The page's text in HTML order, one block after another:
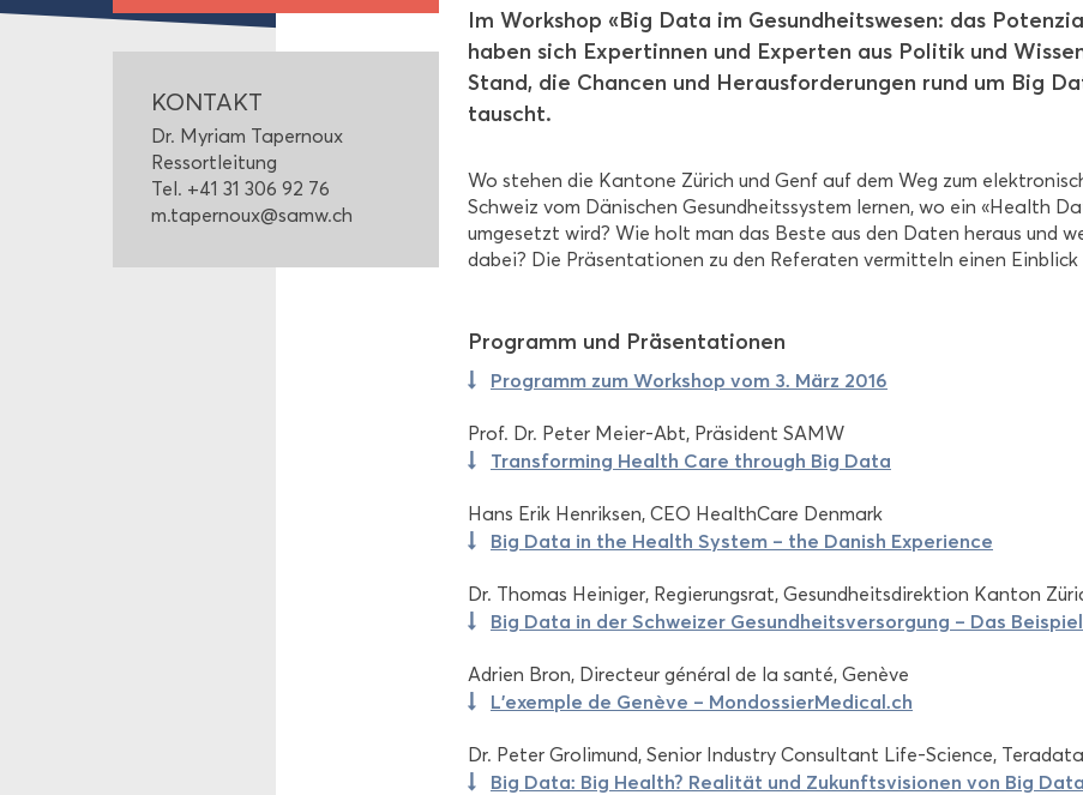
KON­TAKT
Dr. My­ri­am Ta­per­noux
Res­sort­lei­tung
Tel. +41 31 306 92 76
m.ta­per­noux@samw.ch
Im Work­shop «Big Data im Ge­sund­heits­we­sen: das
haben sich Ex­per­tin­nen und Ex­per­ten aus Po­li­tik und
Stand, die Chan­cen und Her­aus­for­de­run­gen rund um Big
tauscht.
Wo ste­hen die Kan­to­ne Zü­rich und Genf auf dem Weg zum
Schweiz vom Dä­ni­schen Ge­sund­heits­sys­tem ler­nen, wo ein «Health
um­ge­setzt wird? Wie holt man das Beste aus den Daten her­aus und
dabei? Die Prä­sen­ta­tio­nen zu den Re­fe­ra­ten ver­mit­teln einen Ein­blick
Pro­gramm und Prä­sen­ta­tio­nen
Pro­gramm zum Work­shop vom 3. März 2016
Prof. Dr. Peter Meier-​Abt, Prä­si­dent SAMW
Trans­forming Health Care through Big Data
Hans Erik Hen­rik­sen, CEO Heal­th­Ca­re Den­mark
Big Data in the Health Sys­tem – the Da­nish Ex­pe­ri­ence
Dr. Tho­mas Hei­ni­ger, Re­gie­rungs­rat, Ge­sund­heits­di­rek­ti­on Kan­ton
Big Data in der Schwei­zer Ge­sund­heits­ver­sor­gung – Das
Adri­en Bron, Di­rec­teur général de la santé, Genève
L’ex­emp­le de Genève – Mon­dos­sier­Me­di­cal.ch
Dr. Peter Gro­li­mund, Se­ni­or In­dus­try Con­sul­tant Life-​Science,
Big Data: Big Health? Rea­li­tät und Zu­kunfts­vi­sio­nen von Big